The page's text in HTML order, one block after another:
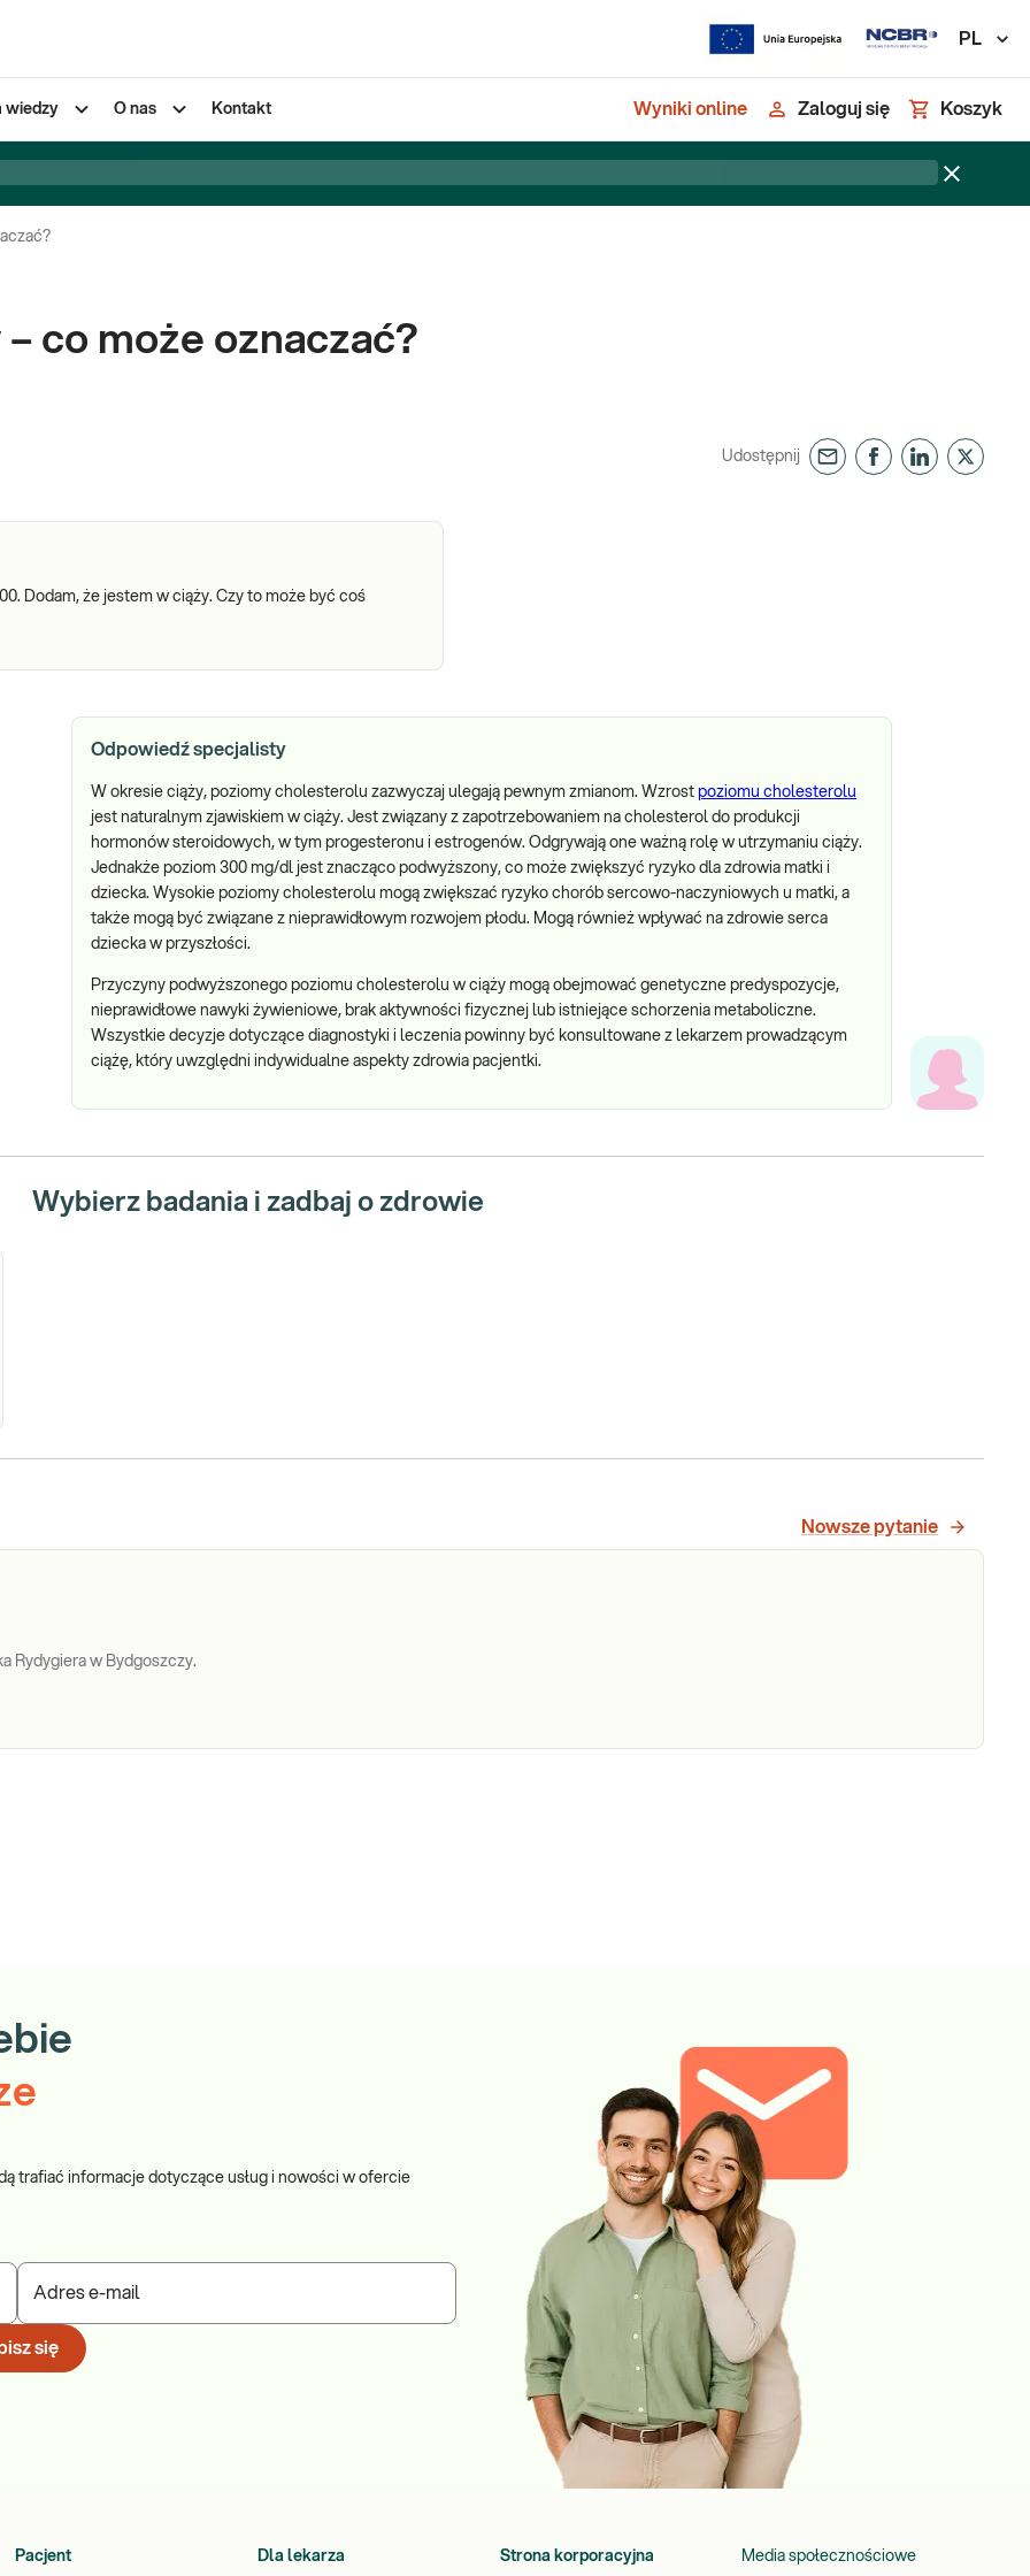
PL
wiedzy O nas Kontakt Wyniki online Zaloguj się Koszyk
co może oznaczać?
Udostępnij
Dodam, że jestem w ciąży. Czy to może być coś
Odpowiedź specjalisty
W okresie ciąży, poziomy cholesterolu zazwyczaj ulegają pewnym zmianom. Wzrost poziomu cholesterolu
jest naturalnym zjawiskiem w ciąży. Jest związany z zapotrzebowaniem na cholesterol do produkcji
hormonów steroidowych, w tym progesteronu i estrogenów. Odgrywają one ważną rolę w utrzymaniu ciąży.
Jednakże poziom 300 mg/dl jest znacząco podwyższony, co może zwiększyć ryzyko dla zdrowia matki i
dziecka. Wysokie poziomy cholesterolu mogą zwiększać ryzyko chorób sercowo-naczyniowych u matki, a
także mogą być związane z nieprawidłowym rozwojem płodu. Mogą również wpływać na zdrowie serca
dziecka w przyszłości.
Przyczyny podwyższonego poziomu cholesterolu w ciąży mogą obejmować genetyczne predyspozycje,
nieprawidłowe nawyki żywieniowe, brak aktywności fizycznej lub istniejące schorzenia metaboliczne.
Wszystkie decyzje dotyczące diagnostyki i leczenia powinny być konsultowane z lekarzem prowadzącym
ciążę, który uwzględni indywidualne aspekty zdrowia pacjentki.
Wybierz badania i zadbaj o zdrowie
Nowsze pytanie
Rydygiera w Bydgoszczy.
trafiać informacje dotyczące usług i nowości w ofercie
Adres e-mail
się
Pacjent Dla lekarza Strona korporacyjna Media społecznościowe